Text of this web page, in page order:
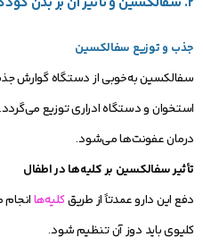
جذب و توزیع سفالکسین
سفالکسین به‌خوبی از دستگاه گوارش
استخوان و دستگاه ادراری توزیع
درمان عفونت‌ها می‌شود.
تأثیر سفالکسین بر کلیه‌ها در اطفال
دفع این دارو عمدتاً از طریقکلیه‌ها
کلیوی باید دوز آن تنظیم شود.